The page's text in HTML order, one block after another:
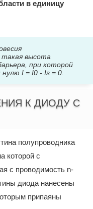
в единицу
такая высота
при которой
I = I0 - Is = 0.
К ДИОДУ С
полупроводника
которой с
с проводимость n-
диода нанесены
припаяны